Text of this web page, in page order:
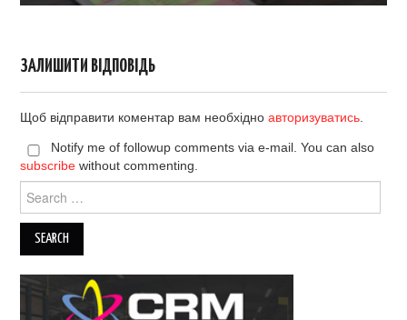
ЗАЛИШИТИ ВІДПОВІДЬ
Щоб відправити коментар вам необхідноавторизуватись.
Notify me of followup comments via e-mail. You can also
subscribe without commenting.
Search
for: